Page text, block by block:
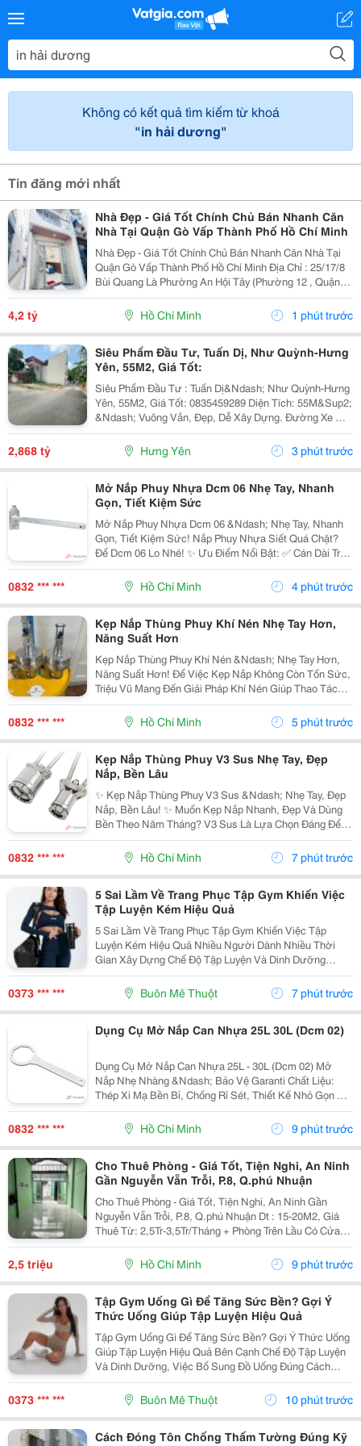
Không có kết quả tìm kiếm từ khoá
"in hải dương"
Tin đăng mới nhất
Nhà Đẹp - Giá Tốt Chính Chủ Bán Nhanh Căn
Nhà Tại Quận Gò Vấp Thành Phố Hồ Chí Minh
Nhà Đẹp - Giá Tốt Chính Chủ Bán Nhanh Căn Nhà Tại
Quận Gò Vấp Thành Phố Hồ Chí Minh Địa Chỉ : 25/17/8
Bùi Quang Là Phường An Hội Tây (Phường 12 , Quận
Gò Vấp Cũ) Tp Hồ Chí Minh Diện Tích: 36M2( 3X12M)
Giá Bán: 4,2 Tỷ - Kết Cấu Nhà: Nhà 1 Trệt ,...
4,2 tỷ Hồ Chí Minh 1 phút trước
Siêu Phẩm Đầu Tư, Tuấn Dị, Như Quỳnh-Hưng
Yên, 55M2, Giá Tốt:
Siêu Phẩm Đầu Tư : Tuấn Dị&Ndash; Như Quỳnh-Hưng
Yên, 55M2, Giá Tốt: 0835459289 Diện Tích: 55M&Sup2;
&Ndash; Vuông Vắn, Đẹp, Dễ Xây Dựng. Đường Xe Ô
Tô 29 Chỗ Vào Tận Đất, Đi Lại Thuận Tiện. Vị Trí Đắc
Địa: * Chỉ Vài Chục Mét Ra Đến Chợ...
2,868 tỷ Hưng Yên 3 phút trước
Mở Nắp Phuy Nhựa Dcm 06 Nhẹ Tay, Nhanh
Gọn, Tiết Kiệm Sức
Mở Nắp Phuy Nhựa Dcm 06 &Ndash; Nhẹ Tay, Nhanh
Gọn, Tiết Kiệm Sức! Nắp Phuy Nhựa Siết Quá Chặt?
Để Dcm 06 Lo Nhé! ✨ Ưu Điểm Nổi Bật: ✅ Cán Dài Trợ
Lực, Mở Nắp Nhẹ Nhàng, Không Tốn Nhiều Sức. ️ Thép
Hợp Kim Xi Mạ Bền Bỉ, Chịu Lực Tốt, Chống Gỉ...
0832 *** *** Hồ Chí Minh 4 phút trước
Kẹp Nắp Thùng Phuy Khí Nén Nhẹ Tay Hơn,
Năng Suất Hơn
Kẹp Nắp Thùng Phuy Khí Nén &Ndash; Nhẹ Tay Hơn,
Năng Suất Hơn! Để Việc Kẹp Nắp Không Còn Tốn Sức,
Triệu Vũ Mang Đến Giải Pháp Khí Nén Giúp Thao Tác
Nhanh Và Nhẹ Nhàng Hơn Mỗi Ngày. ✨ Điểm Cộng Của
Sản Phẩm: ✅ Hệ Thống Khí Nén Kết Hợp Tời Trợ
0832 *** *** Hồ Chí Minh 5 phút trước
Kẹp Nắp Thùng Phuy V3 Sus Nhẹ Tay, Đẹp
Nắp, Bền Lâu
✨ Kẹp Nắp Thùng Phuy V3 Sus &Ndash; Nhẹ Tay, Đẹp
Nắp, Bền Lâu! ✨ Muốn Kẹp Nắp Nhanh, Đẹp Và Dùng
Bền Theo Năm Tháng? V3 Sus Là Lựa Chọn Đáng Để
Đầu Tư! ✅ Inox Nguyên Khối, Chống Gỉ Sét Và Chống
Ăn Mòn Hiệu Quả. Cơ Chế Trợ Lực, Bấm Nhẹ Tay,
0832 *** *** Hồ Chí Minh 7 phút trước
5 Sai Lầm Về Trang Phục Tập Gym Khiến Việc
Tập Luyện Kém Hiệu Quả
5 Sai Lầm Về Trang Phục Tập Gym Khiến Việc Tập
Luyện Kém Hiệu Quả Nhiều Người Dành Nhiều Thời
Gian Xây Dựng Chế Độ Tập Luyện Và Dinh Dưỡng
Nhưng Lại Bỏ Qua Việc Lựa Chọn Trang Phục. Thực Tế,
Quần Áo Tập Gym Không Chỉ Giúp Bạn Thoải Mái Khi
Vận Động...
0373 *** *** Buôn Mê Thuột 7 phút trước
Dụng Cụ Mở Nắp Can Nhựa 25L 30L (Dcm 02)
Dụng Cụ Mở Nắp Can Nhựa 25L - 30L (Dcm 02) Mở
Nắp Nhẹ Nhàng &Ndash; Bảo Vệ Garanti Chất Liệu:
Thép Xi Mạ Bền Bỉ, Chống Rỉ Sét, Thiết Kế Nhỏ Gọn Dễ
Mang Theo. Đặc Điểm Nổi Bật: * Trang Bị 8 Rãnh Sâu
(Đường Kính 65-67Mm) Bám Khít Nắp Can, Giúp Mở...
0832 *** *** Hồ Chí Minh 9 phút trước
Cho Thuê Phòng - Giá Tốt, Tiện Nghi, An Ninh
Gần Nguyễn Vẵn Trỗi, P.8, Q.phú Nhuận
Cho Thuê Phòng - Giá Tốt, Tiện Nghi, An Ninh Gần
Nguyễn Vẵn Trỗi, P.8, Q.phú Nhuận Dt : 15-20M2, Giá
Thuê Từ: 2,5Tr-3,5Tr/Tháng + Phòng Trên Lầu Có Cửa
Sổ Sạch, Thoáng, Nhà Vệ Sinh Riêng, Có Chỗ Nấu Ăn,
Rửa Đồ. Xe 100K/Tháng, Điện 3.5K/Kw, Nước...
2,5 triệu Hồ Chí Minh 9 phút trước
Tập Gym Uống Gì Để Tăng Sức Bền? Gợi Ý
Thức Uống Giúp Tập Luyện Hiệu Quả
Tập Gym Uống Gì Để Tăng Sức Bền? Gợi Ý Thức Uống
Giúp Tập Luyện Hiệu Quả Bên Cạnh Chế Độ Tập Luyện
Và Dinh Dưỡng, Việc Bổ Sung Đồ Uống Đúng Cách
Cũng Ảnh Hưởng Trực Tiếp Đến Hiệu Suất Tập Gym.
Khi Vận Động, Cơ Thể Mất Nhiều Nước Và Khoáng...
0373 *** *** Buôn Mê Thuột 10 phút trước
Cách Đóng Tôn Chống Thấm Tường Đúng Kỹ